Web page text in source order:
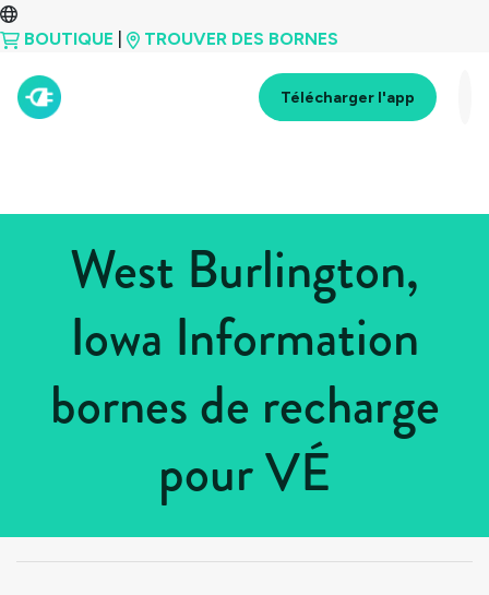
BOUTIQUE TROUVER DES BORNES
Télécharger l'app
West Burlington,
Iowa Information
bornes de recharge
pour VÉ
États-Unis